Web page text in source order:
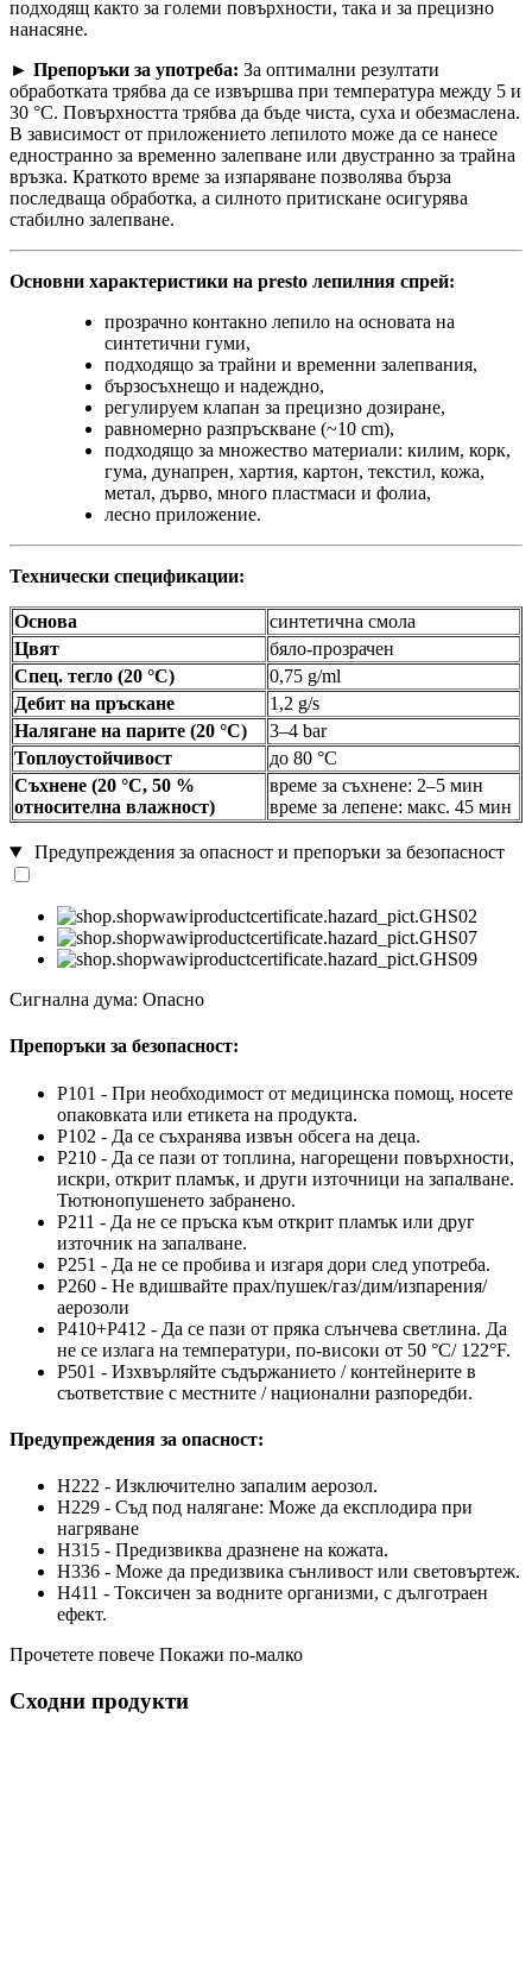
подходящ както за големи повърхности, така и за прецизно
нанасяне.
► Препоръки за употреба: За оптимални резултати
обработката трябва да се извършва при температура между 5 и
30 °C. Повърхността трябва да бъде чиста, суха и обезмаслена.
В зависимост от приложението лепилото може да се нанесе
едностранно за временно залепване или двустранно за трайна
връзка. Краткото време за изпаряване позволява бърза
последваща обработка, а силното притискане осигурява
стабилно залепване.
Основни характеристики на presto лепилния спрей:
прозрачно контакно лепило на основата на
синтетични гуми,
подходящо за трайни и временни залепвания,
бързосъхнещо и надеждно,
регулируем клапан за прецизно дозиране,
равномерно разпръскване (~10 cm),
подходящо за множество материали: килим, корк,
гума, дунапрен, хартия, картон, текстил, кожа,
метал, дърво, много пластмаси и фолиа,
лесно приложение.
Технически спецификации:
Основа
синтетична смола
Цвят
бяло-прозрачен
Спец. тегло (20 °C)
0,75 g/ml
Дебит на пръскане
1,2 g/s
Налягане на парите (20 °C)
3–4 bar
Топлоустойчивост
до 80 °C
Съхнене (20 °C, 50 %
относителна влажност)
време за съхнене: 2–5 мин
време за лепене: макс. 45 мин
Предупреждения за опасност и препоръки за безопасност
Сигнална дума: Опасно
Препоръки за безопасност:
P101 - При необходимост от медицинска помощ, носете
опаковката или етикета на продукта.
P102 - Да се съхранява извън обсега на деца.
P210 - Да се пази от топлина, нагорещени повърхности,
искри, открит пламък, и други източници на запалване.
Тютюнопушенето забранено.
P211 - Да не се пръска към открит пламък или друг
източник на запалване.
P251 - Да не се пробива и изгаря дори след употреба.
P260 - Не вдишвайте прах/пушек/газ/дим/изпарения/
аерозоли
P410+P412 - Да се пази от пряка слънчева светлина. Да
не се излага на температури, по-високи от 50 °C/ 122°F.
P501 - Изхвърляйте съдържанието / контейнерите в
съответствие с местните / национални разпоредби.
Предупреждения за опасност:
H222 - Изключително запалим аерозол.
H229 - Съд под налягане: Може да експлодира при
нагряване
H315 - Предизвиква дразнене на кожата.
H336 - Може да предизвика сънливост или световъртеж.
H411 - Токсичен за водните организми, с дълготраен
ефект.
Прочетете повече Покажи по-малко
Сходни продукти